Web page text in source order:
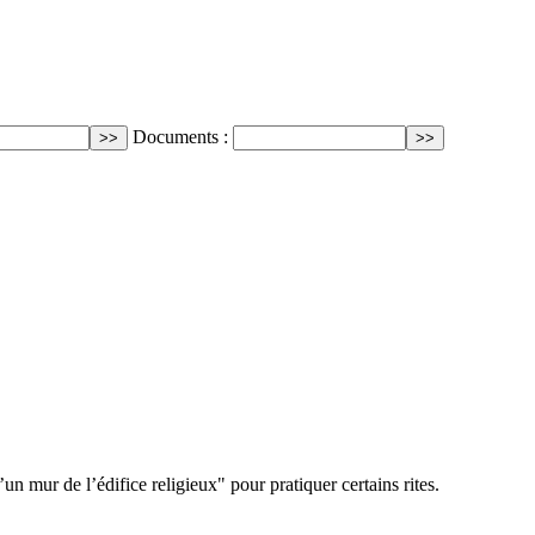
Documents :
mur de l’édifice religieux" pour pratiquer certains rites.